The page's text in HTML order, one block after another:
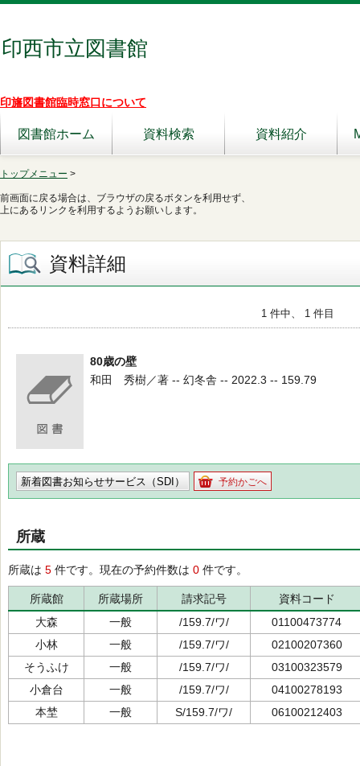
印西市立図書館
印旛図書館臨時窓口について
図書館ホーム 資料検索 資料紹介
トップメニュー >
前画面に戻る場合は、ブラウザの戻るボタンを利用せず、
上にあるリンクを利用するようお願いします。
資料詳細
1 件中、 1 件目
80歳の壁
和田 秀樹／著 -- 幻冬舎 -- 2022.3 -- 159.79
新着図書お知らせサービス（SDI） 予約かごへ
所蔵
所蔵は 5 件です。現在の予約件数は 0 件です。
所蔵館 所蔵場所 請求記号
資料コード
大森
一般 /159.7/ワ/
01100473774
小林
一般 /159.7/ワ/
02100207360
そうふけ
一般 /159.7/ワ/
03100323579
小倉台
一般 /159.7/ワ/
04100278193
本埜
一般 S/159.7/ワ/ 06100212403